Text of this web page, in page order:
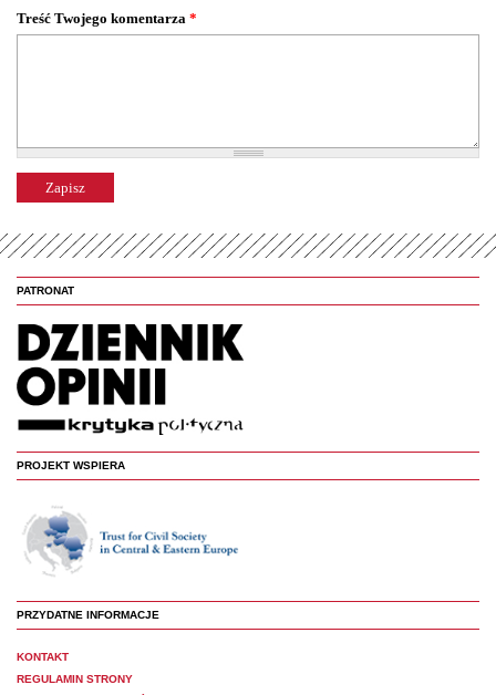
Treść Twojego komentarza *
PATRONAT
PROJEKT WSPIERA
PRZYDATNE INFORMACJE
KONTAKT
REGULAMIN STRONY